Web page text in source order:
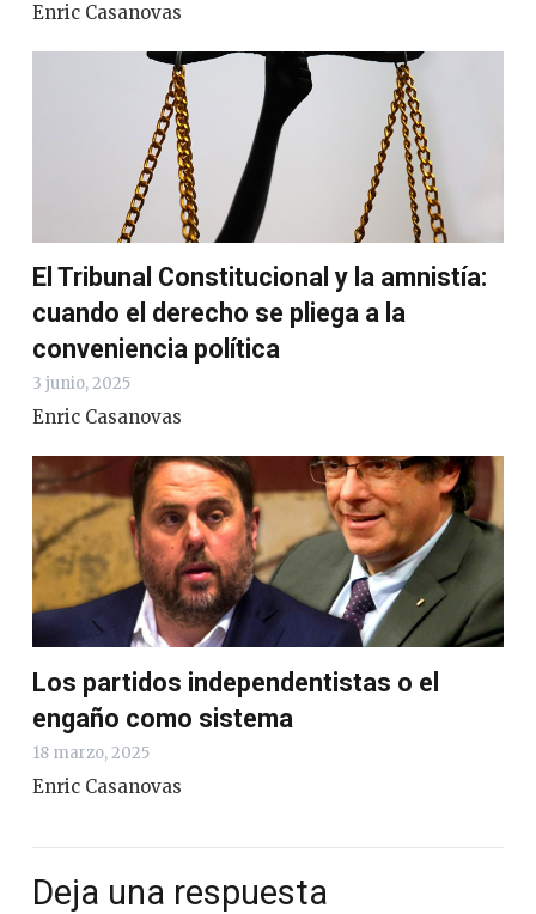
Enric Casanovas
El Tribunal Constitucional y la amnistía:
cuando el derecho se pliega a la
conveniencia política
3 junio, 2025
Enric Casanovas
Los partidos independentistas o el
engaño como sistema
18 marzo, 2025
Enric Casanovas
Deja una respuesta